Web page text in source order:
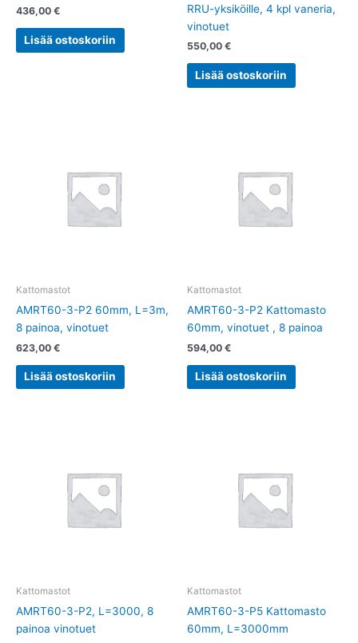
436,00 €
Lisää ostoskoriin
RRU-yksiköille, 4 kpl vaneria,
vinotuet
550,00 €
Lisää ostoskoriin
Kattomastot
AMRT60-3-P2 60mm, L=3m,
8 painoa, vinotuet
623,00 €
Lisää ostoskoriin
Kattomastot
AMRT60-3-P2 Kattomasto
60mm, vinotuet , 8 painoa
594,00 €
Lisää ostoskoriin
Kattomastot
AMRT60-3-P2, L=3000, 8
painoa vinotuet
Kattomastot
AMRT60-3-P5 Kattomasto
60mm, L=3000mm